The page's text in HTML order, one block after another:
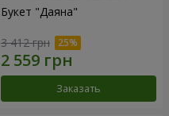
Букет "Даяна"
3 412 грн
Заказать